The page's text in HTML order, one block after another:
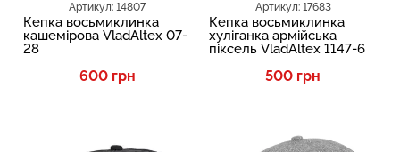
Артикул: 14807
Кепка восьмиклинка
кашемірова VladAltex 07-
28
600 грн
Артикул: 17683
Кепка восьмиклинка
хуліганка армійська
піксель VladAltex 1147-6
500 грн